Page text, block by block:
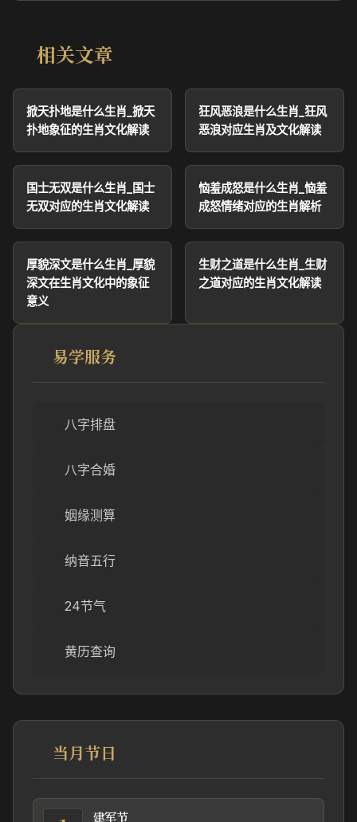
相关文章
掀天扑地是什么生肖_掀天
扑地象征的生肖文化解读
狂风恶浪是什么生肖_狂风
恶浪对应生肖及文化解读
国士无双是什么生肖_国士
无双对应的生肖文化解读
恼羞成怒是什么生肖_恼羞
成怒情绪对应的生肖解析
厚貌深文是什么生肖_厚貌
深文在生肖文化中的象征
意义
生财之道是什么生肖_生财
之道对应的生肖文化解读
易学服务
八字排盘
八字合婚
姻缘测算
纳音五行
24节气
黄历查询
当月节日
建军节